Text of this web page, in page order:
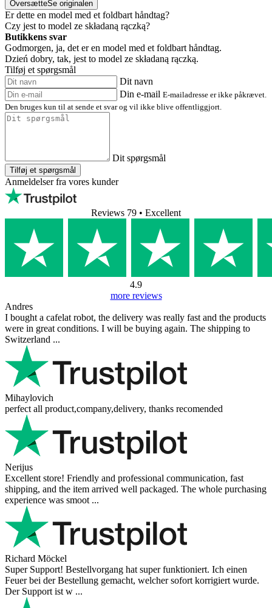
OversætteSe originalen
Er dette en model med et foldbart håndtag?
Czy jest to model ze składaną rączką?
Butikkens svar
Godmorgen, ja, det er en model med et foldbart håndtag.
Dzień dobry, tak, jest to model ze składaną rączką.
Tilføj et spørgsmål
Dit navn
Din e-mail E-mailadresse er ikke påkrævet.
Den bruges kun til at sende et svar og vil ikke blive offentliggjort.
Dit spørgsmål
Tilføj et spørgsmål
Anmeldelser fra vores kunder
Reviews 79 • Excellent
4.9
more reviews
Andres
I bought a cafelat robot, the delivery was really fast and the products
were in great conditions. I will be buying again. The shipping to
Switzerland ...
Mihaylovich
perfect all product,company,delivery, thanks recomended
Nerijus
Excellent store! Friendly and professional communication, fast
shipping, and the item arrived well packaged. The whole purchasing
experience was smoot ...
Richard Möckel
Super Support! Bestellvorgang hat super funktioniert. Ich einen
Feuer bei der Bestellung gemacht, welcher sofort korrigiert wurde.
Der Support ist w ...